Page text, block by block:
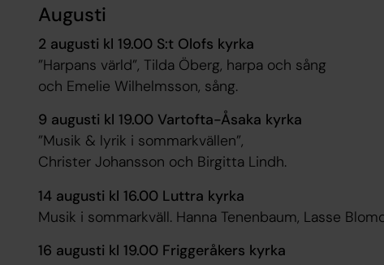
Augusti
2 augusti kl 19.00 S:t Olofs kyrka
”Harpans värld”, Tilda Öberg, harpa och sång
och Emelie Wilhelmsson, sång.
9 augusti kl 19.00 Vartofta-Åsaka kyrka
”Musik & lyrik i sommarkvällen”,
Christer Johansson och Birgitta Lindh.
14 augusti kl 16.00 Luttra kyrka
Musik i sommarkväll. Hanna Tenenbaum, Lasse
16 augusti kl 19.00 Friggeråkers kyrka